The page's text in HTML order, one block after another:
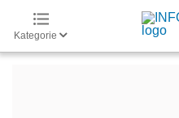
Kategorie